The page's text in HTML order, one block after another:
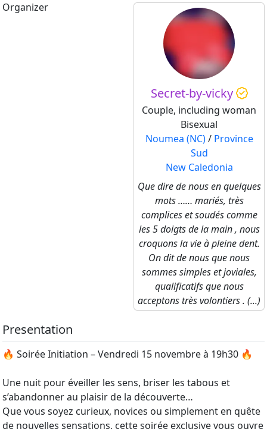
Organizer
Secret-by-vicky
Couple, including woman
Bisexual
Noumea (NC)/ Province
Sud
New Caledonia
Que dire de nous en quelques
mots …… mariés, très
complices et soudés comme
les 5 doigts de la main , nous
croquons la vie à pleine dent.
On dit de nous que nous
sommes simples et joviales,
qualificatifs que nous
acceptons très volontiers . (...)
Presentation
🔥 Soirée Initiation – Vendredi 15 novembre à 19h30 🔥
Une nuit pour éveiller les sens, briser les tabous et
s’abandonner au plaisir de la découverte…
Que vous soyez curieux, novices ou simplement en quête
de nouvelles sensations, cette soirée exclusive vous ouvre